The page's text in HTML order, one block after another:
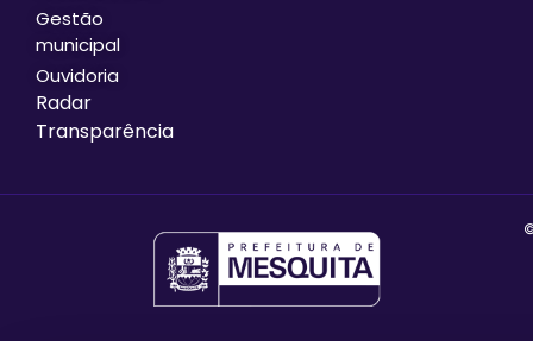
Gestão
municipal
Ouvidoria
Radar
Transparência